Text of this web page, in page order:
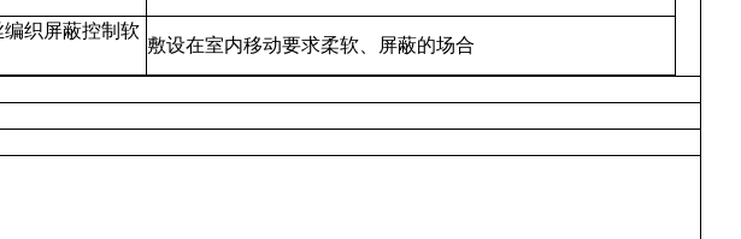
织屏蔽控制软
敷设在室内移动要求柔软、屏蔽的场合